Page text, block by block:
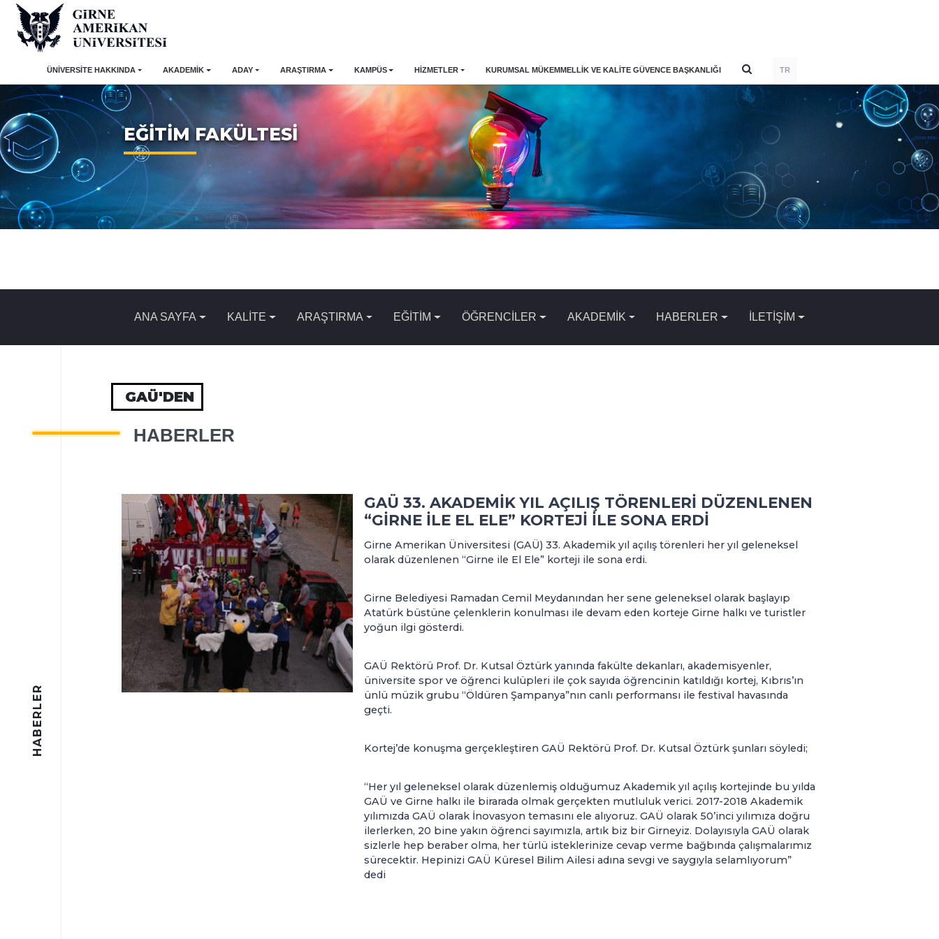
ÜNİVERSİTE HAKKINDA AKADEMİK ADAY ARAŞTIRMA KAMPÜS HİZMETLER KURUMSAL MÜKEMMELLIK VE KALITE GÜVENCE BAŞKANLIĞI TR
EĞİTİM FAKÜLTESİ
ANA SAYFA KALİTE ARAŞTIRMA EĞİTİM ÖĞRENCİLER AKADEMİK HABERLER İLETİŞİM
HABERLER
GAÜ'DEN
HABERLER
GAÜ 33. AKADEMİK YIL AÇILIŞ TÖRENLERİ DÜZENLENEN
“GİRNE İLE EL ELE” KORTEJİ İLE SONA ERDİ
Girne Amerikan Üniversitesi (GAÜ) 33. Akademik yıl açılış törenleri her yıl geleneksel
olarak düzenlenen “Girne ile El Ele” korteji ile sona erdi.
Girne Belediyesi Ramadan Cemil Meydanından her sene geleneksel olarak başlayıp
Atatürk büstüne çelenklerin konulması ile devam eden korteje Girne halkı ve turistler
yoğun ilgi gösterdi.
GAÜ Rektörü Prof. Dr. Kutsal Öztürk yanında fakülte dekanları, akademisyenler,
üniversite spor ve öğrenci kulüpleri ile çok sayıda öğrencinin katıldığı kortej, Kıbrıs’ın
ünlü müzik grubu “Öldüren Şampanya”nın canlı performansı ile festival havasında
geçti.
Kortej’de konuşma gerçekleştiren GAÜ Rektörü Prof. Dr. Kutsal Öztürk şunları söyledi;
“Her yıl geleneksel olarak düzenlemiş olduğumuz Akademik yıl açılış kortejinde bu yılda
GAÜ ve Girne halkı ile birarada olmak gerçekten mutluluk verici. 2017-2018 Akademik
yılımızda GAÜ olarak İnovasyon temasını ele alıyoruz. GAÜ olarak 50’inci yılımıza doğru
ilerlerken, 20 bine yakın öğrenci sayımızla, artık biz bir Girneyiz. Dolayısıyla GAÜ olarak
sizlerle hep beraber olma, her türlü isteklerinize cevap verme bağbında çalışmalarımız
sürecektir. Hepinizi GAÜ Küresel Bilim Ailesi adına sevgi ve saygıyla selamlıyorum”
dedi